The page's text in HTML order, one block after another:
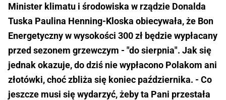
Minister klimatu i środowiska w rządzie Donalda
Tuska Paulina Henning-Kloska obiecywała, że Bon
Energetyczny w wysokości 300 zł będzie wypłacany
przed sezonem grzewczym - "do sierpnia". Jak się
jednak okazuje, do dziś nie wypłacono Polakom ani
złotówki, choć zbliża się koniec października. - Co
jeszcze musi się wydarzyć, żeby ta Pani przestała